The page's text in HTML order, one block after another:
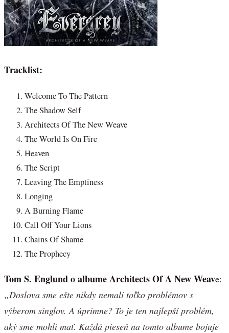
Tracklist:
Welcome To The Pattern
The Shadow Self
Architects Of The New Weave
The World Is On Fire
Heaven
The Script
Leaving The Emptiness
Longing
A Burning Flame
Call Off Your Lions
Chains Of Shame
The Prophecy
Tom S. Englund o albume Architects Of A New Weave:
„Doslova sme ešte nikdy nemali toľko problémov s
výberom singlov. A úprimne? To je ten najlepší problém,
aký sme mohli mať. Každá pieseň na tomto albume bojuje